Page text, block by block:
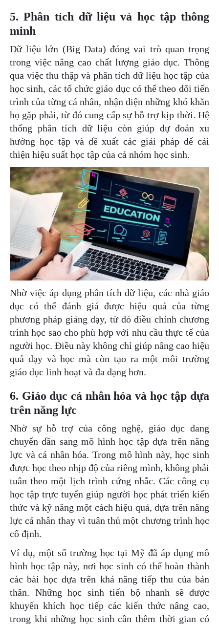
5. Phân tích dữ liệu và học tập thông
minh
Dữ liệu lớn (Big Data) đóng vai trò quan trọng
trong việc nâng cao chất lượng giáo dục. Thông
qua việc thu thập và phân tích dữ liệu học tập của
học sinh, các tổ chức giáo dục có thể theo dõi tiến
trình của từng cá nhân, nhận diện những khó khăn
họ gặp phải, từ đó cung cấp sự hỗ trợ kịp thời. Hệ
thống phân tích dữ liệu còn giúp dự đoán xu
hướng học tập và đề xuất các giải pháp để cải
thiện hiệu suất học tập của cả nhóm học sinh.
Nhờ việc áp dụng phân tích dữ liệu, các nhà giáo
dục có thể đánh giá được hiệu quả của từng
phương pháp giảng dạy, từ đó điều chỉnh chương
trình học sao cho phù hợp với nhu cầu thực tế của
người học. Điều này không chỉ giúp nâng cao hiệu
quả dạy và học mà còn tạo ra một môi trường
giáo dục linh hoạt và đa dạng hơn.
6. Giáo dục cá nhân hóa và học tập dựa
trên năng lực
Nhờ sự hỗ trợ của công nghệ, giáo dục đang
chuyển dần sang mô hình học tập dựa trên năng
lực và cá nhân hóa. Trong mô hình này, học sinh
được học theo nhịp độ của riêng mình, không phải
tuân theo một lịch trình cứng nhắc. Các công cụ
học tập trực tuyến giúp người học phát triển kiến
thức và kỹ năng một cách hiệu quả, dựa trên năng
lực cá nhân thay vì tuân thủ một chương trình học
cố định.
Ví dụ, một số trường học tại Mỹ đã áp dụng mô
hình học tập này, nơi học sinh có thể hoàn thành
các bài học dựa trên khả năng tiếp thu của bản
thân. Những học sinh tiến bộ nhanh sẽ được
khuyến khích học tiếp các kiến thức nâng cao,
trong khi những học sinh cần thêm thời gian có